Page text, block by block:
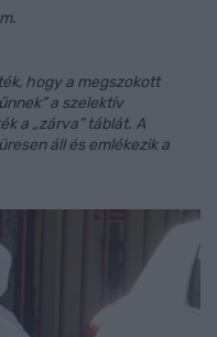
hogy a megszokott
a szelektív
a „zárva” táblát. A
áll és emlékezik a